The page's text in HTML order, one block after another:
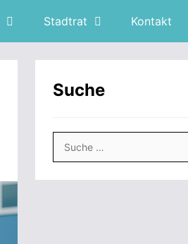
Stadtrat Kontakt
Suche
nach: